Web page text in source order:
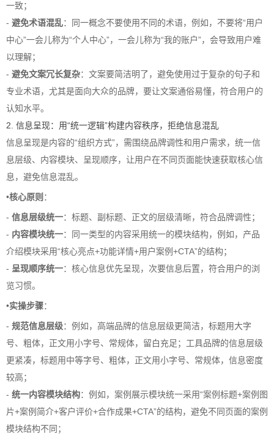
一致；
- 避免术语混乱：同一概念不要使用不同的术语，例如，不要将“用户
中心”一会儿称为“个人中心”，一会儿称为“我的账户”，会导致用户难
以理解；
- 避免文案冗长复杂：文案要简洁明了，避免使用过于复杂的句子和
专业术语，尤其是面向大众的品牌，要让文案通俗易懂，符合用户的
认知水平。
2. 信息呈现：用“统一逻辑”构建内容秩序，拒绝信息混乱
信息呈现是内容的“组织方式”，需围绕品牌调性和用户需求，统一信
息层级、内容模块、呈现顺序，让用户在不同页面能快速获取核心信
息，避免信息混乱。
•核心原则 ：
- 信息层级统一：标题、副标题、正文的层级清晰，符合品牌调性；
- 内容模块统一：同一类型的内容采用统一的模块结构，例如，产品
介绍模块采用“核心亮点+功能详情+用户案例+CTA”的结构；
- 呈现顺序统一：核心信息优先呈现，次要信息后置，符合用户的浏
览习惯。
•实操步骤：
- 规范信息层级：例如，高端品牌的信息层级更简洁，标题用大字
号、粗体，正文用小字号、常规体，留白充足；工具品牌的信息层级
更紧凑，标题用中等字号、粗体，正文用小字号、常规体，信息密度
较高；
- 统一内容模块结构：例如，案例展示模块统一采用“案例标题+案例图
片+案例简介+客户评价+合作成果+CTA”的结构，避免不同页面的案例
模块结构不同；